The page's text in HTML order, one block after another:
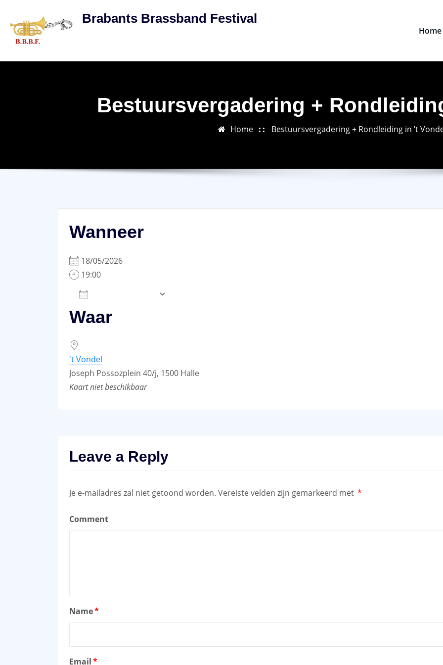
content
Brabants Brassband Festival
Home
Bestuursvergadering +
Home Bestuursvergadering + Rondleiding in ’t
Wanneer
18/05/2026
19:00
Download ICS
Waar
't Vondel
Joseph Possozplein 40/j, 1500 Halle
Kaart niet beschikbaar
Leave a Reply
Je e-mailadres zal niet getoond worden. Vereiste velden zijn gemarkeerd met *
Comment
Name*
Email*